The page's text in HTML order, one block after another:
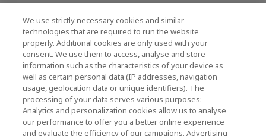
キオクシアホールディングス株式会社（グルー
プ・IR情報）
キオクシアホールディングス株式会社 ホーム
株主・投資家情報
We use strictly necessary cookies and similar
technologies that are required to run the website
properly. Additional cookies are only used with your
consent. We use them to access, analyse and store
information such as the characteristics of your device as
well as certain personal data (IP addresses, navigation
usage, geolocation data or unique identifiers). The
processing of your data serves various purposes:
Analytics and personalization cookies allow us to analyse
our performance to offer you a better online experience
and evaluate the efficiency of our campaigns. Advertising